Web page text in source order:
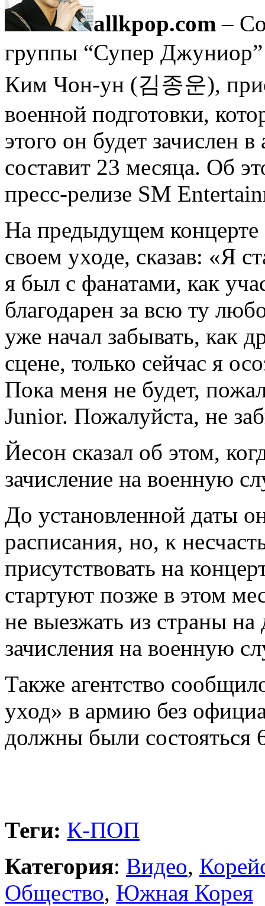
allkpop.com –
группы “Супер
Ким Чон-ун (김종운),
военной подготовки,
этого он будет зачислен
составит 23 месяца. Об
пресс-релизе SM
На предыдущем
своем уходе, сказав: «Я
я был с фанатами, как
благодарен за всю ту
уже начал забывать, как
сцене, только сейчас я
Пока меня не будет,
Junior. Пожалуйста, не
Йесон сказал об этом,
зачисление на военную
До установленной даты
расписания, но, к
присутствовать на
стартуют позже в этом
не выезжать из страны
зачисления на военную
Также агентство
уход» в армию без
должны были состояться
Теги: К-ПОП
Категория: Видео,
Общество, Южная Корея